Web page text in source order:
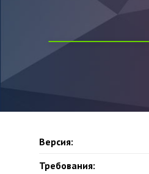
Версия:
Требования: